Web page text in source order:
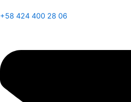
+58 424 400 28 06